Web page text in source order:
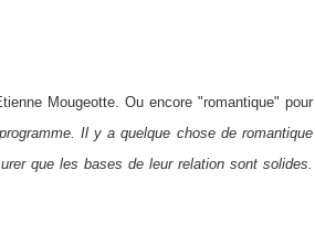
Mougeotte. Ou encore "romantique" pour
Il y a quelque chose de romantique
que les bases de leur relation sont solides.